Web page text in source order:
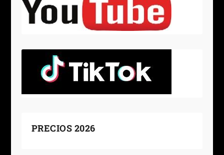
PRECIOS 2026